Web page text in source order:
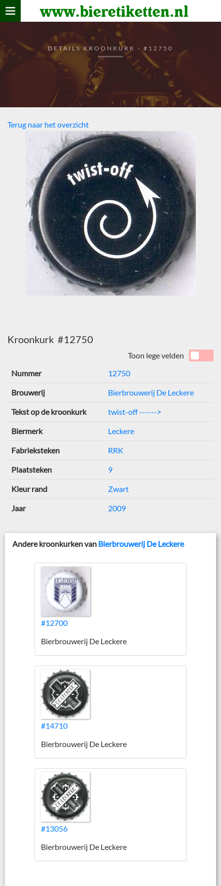
www.bieretiketten.nl
Home
De bierkaart
DETAILS KROONKURK - #12750
Terug naar het overzicht
Kroonkurk #12750
Toon lege velden
Nummer
12750
Brouwerij Bierbrouwerij De Leckere
Tekst op de kroonkurk twist-off ------>
Biermerk Leckere
Fabrieksteken RRK
Plaatsteken 9
Kleur rand Zwart
Jaar 2009
Andere kroonkurken van Bierbrouwerij De Leckere
#12700
Bierbrouwerij De Leckere
#14710
Bierbrouwerij De Leckere
#13056
Bierbrouwerij De Leckere